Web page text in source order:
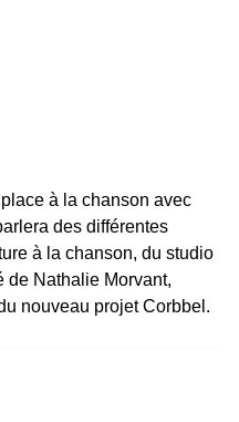
à la chanson avec
des différentes
à la chanson, du studio
de Nathalie Morvant,
nouveau projet Corbbel.